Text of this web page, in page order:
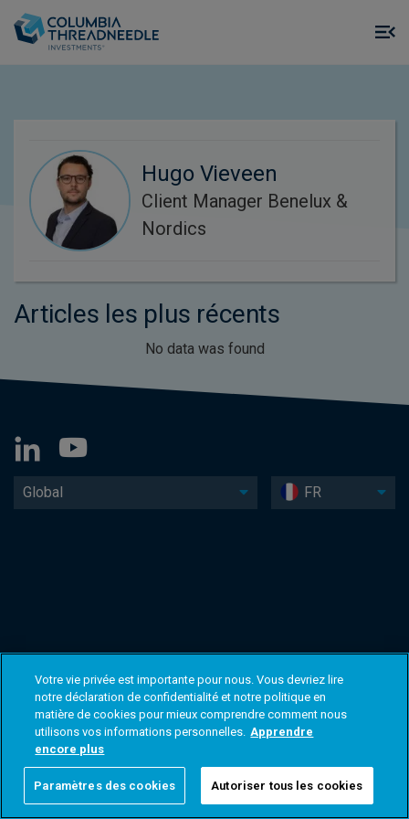
Hugo Vieveen
Client Manager Benelux &
Nordics
Articles les plus récents
No data was found
Global FR
Votre vie privée est importante pour nous. Vous devriez lire
notre déclaration de confidentialité et notre politique en
matière de cookies pour mieux comprendre comment nous
utilisons vos informations personnelles. Apprendre
encore plus
Paramètres des cookies Autoriser tous les cookies